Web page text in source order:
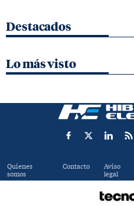
Destacados
Lo más visto
Quienes
somos
Contacto Aviso
legal